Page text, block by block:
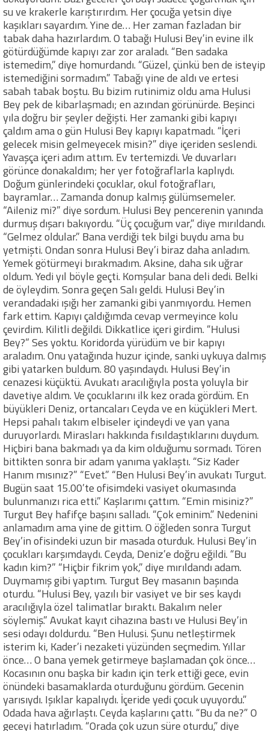
su ve krakerle karıştırırdım. Her çocuğa yetsin diye
kaşıkları sayardım. Yine de… Her zaman fazladan bir
tabak daha hazırlardım. O tabağı Hulusi Bey’in evine ilk
götürdüğümde kapıyı zar zor araladı. “Ben sadaka
istemedim,” diye homurdandı. “Güzel, çünkü ben de isteyip
istemediğini sormadım.” Tabağı yine de aldı ve ertesi
sabah tabak boştu. Bu bizim rutinimiz oldu ama Hulusi
Bey pek de kibarlaşmadı; en azından görünürde. Beşinci
yıla doğru bir şeyler değişti. Her zamanki gibi kapıyı
çaldım ama o gün Hulusi Bey kapıyı kapatmadı. “İçeri
gelecek misin gelmeyecek misin?” diye içeriden seslendi.
Yavaşça içeri adım attım. Ev tertemizdi. Ve duvarları
görünce donakaldım; her yer fotoğraflarla kaplıydı.
Doğum günlerindeki çocuklar, okul fotoğrafları,
bayramlar… Zamanda donup kalmış gülümsemeler.
“Aileniz mi?” diye sordum. Hulusi Bey pencerenin yanında
durmuş dışarı bakıyordu. “Üç çocuğum var,” diye mırıldandı.
“Gelmez oldular.” Bana verdiği tek bilgi buydu ama bu
yetmişti. Ondan sonra Hulusi Bey’i biraz daha anladım.
Yemek götürmeyi bırakmadım. Aksine, daha sık uğrar
oldum. Yedi yıl böyle geçti. Komşular bana deli dedi. Belki
de öyleydim. Sonra geçen Salı geldi. Hulusi Bey’in
verandadaki ışığı her zamanki gibi yanmıyordu. Hemen
fark ettim. Kapıyı çaldığımda cevap vermeyince kolu
çevirdim. Kilitli değildi. Dikkatlice içeri girdim. “Hulusi
Bey?” Ses yoktu. Koridorda yürüdüm ve bir kapıyı
araladım. Onu yatağında huzur içinde, sanki uykuya dalmış
gibi yatarken buldum. 80 yaşındaydı. Hulusi Bey’in
cenazesi küçüktü. Avukatı aracılığıyla posta yoluyla bir
davetiye aldım. Ve çocuklarını ilk kez orada gördüm. En
büyükleri Deniz, ortancaları Ceyda ve en küçükleri Mert.
Hepsi pahalı takım elbiseler içindeydi ve yan yana
duruyorlardı. Mirasları hakkında fısıldaştıklarını duydum.
Hiçbiri bana bakmadı ya da kim olduğumu sormadı. Tören
bittikten sonra bir adam yanıma yaklaştı. “Siz Kader
Hanım mısınız?” “Evet.” “Ben Hulusi Bey’in avukatı Turgut.
Bugün saat 15.00’te ofisimdeki vasiyet okumasında
bulunmanızı rica etti.” Kaşlarımı çattım. “Emin misiniz?”
Turgut Bey hafifçe başını salladı. “Çok eminim.” Nedenini
anlamadım ama yine de gittim. O öğleden sonra Turgut
Bey’in ofisindeki uzun bir masada oturduk. Hulusi Bey’in
çocukları karşımdaydı. Ceyda, Deniz’e doğru eğildi. “Bu
kadın kim?” “Hiçbir fikrim yok,” diye mırıldandı adam.
Duymamış gibi yaptım. Turgut Bey masanın başında
oturdu. “Hulusi Bey, yazılı bir vasiyet ve bir ses kaydı
aracılığıyla özel talimatlar bıraktı. Bakalım neler
söylemiş.” Avukat kayıt cihazına bastı ve Hulusi Bey’in
sesi odayı doldurdu. “Ben Hulusi. Şunu netleştirmek
isterim ki, Kader’i nezaketi yüzünden seçmedim. Yıllar
önce… O bana yemek getirmeye başlamadan çok önce…
Kocasının onu başka bir kadın için terk ettiği gece, evin
önündeki basamaklarda oturduğunu gördüm. Gecenin
yarısıydı. Işıklar kapalıydı. İçeride yedi çocuk uyuyordu.”
Odada hava ağırlaştı. Ceyda kaşlarını çattı. “Bu da ne?” O
geceyi hatırladım. “Orada çok uzun süre oturdu,” diye